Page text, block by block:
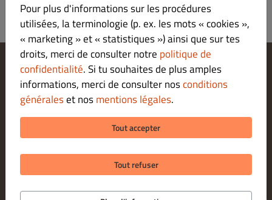
Modifier les paramètres relatifs aux cookies
Contactez-nous
Politique De Confidentialité
Conditions Générales
© 2026 CRUSTY PIZZA
Pour plus d'informations sur les procédures
utilisées, la terminologie (p. ex. les mots « cookies »,
« marketing » et « statistiques ») ainsi que sur tes
droits, merci de consulter notre politique de
confidentialité. Si tu souhaites de plus amples
informations, merci de consulter nosconditions
généraleset nosmentions légales.
Tout accepter
Tout refuser